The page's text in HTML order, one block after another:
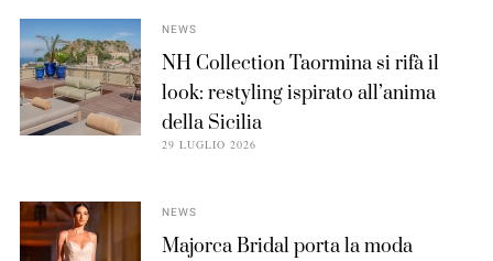
NEWS
NH Collection Taormina si rifà il
look: restyling ispirato all’anima
della Sicilia
29 LUGLIO 2026
NEWS
Majorca Bridal porta la moda